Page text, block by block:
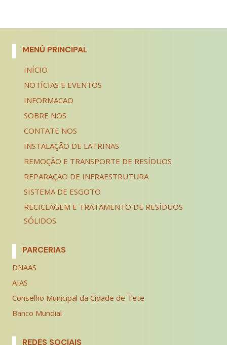
MENÚ PRINCIPAL
INÍCIO
NOTÍCIAS E EVENTOS
INFORMACAO
SOBRE NOS
CONTATE NOS
INSTALAÇÃO DE LATRINAS
REMOÇÃO E TRANSPORTE DE RESÍDUOS
REPARAÇÃO DE INFRAESTRUTURA
SISTEMA DE ESGOTO
RECICLAGEM E TRATAMENTO DE RESÍDUOS
SÓLIDOS
PARCERIAS
DNAAS
AIAS
Conselho Municipal da Cidade de Tete
Banco Mundial
REDES SOCIAIS